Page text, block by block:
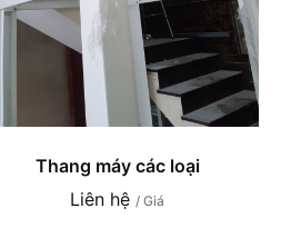
Thang máy các loại
Liên hệ / Giá